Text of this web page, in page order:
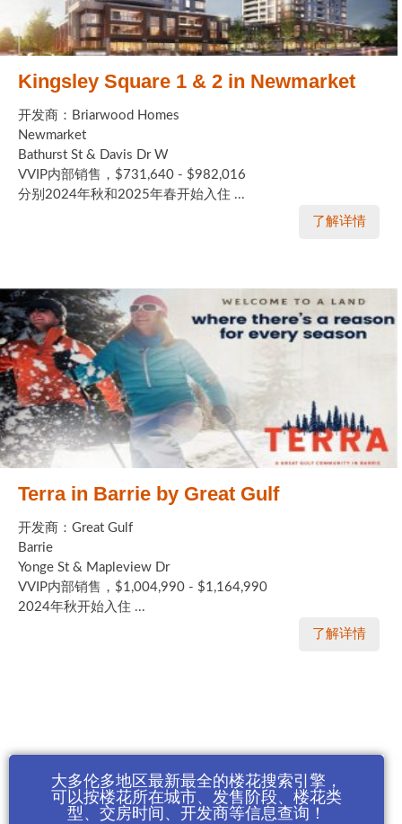
Kingsley Square 1 & 2 in Newmarket
开发商：Briarwood Homes
Newmarket
Bathurst St & Davis Dr W
VVIP内部销售，$731,640 - $982,016
分别2024年秋和2025年春开始入住 ...
了解详情
Terra in Barrie by Great Gulf
开发商：Great Gulf
Barrie
Yonge St & Mapleview Dr
VVIP内部销售，$1,004,990 - $1,164,990
2024年秋开始入住 ...
了解详情
大多伦多地区最新最全的楼花搜索引擎，
可以按楼花所在城市、发售阶段、楼花类
型、交房时间、开发商等信息查询！